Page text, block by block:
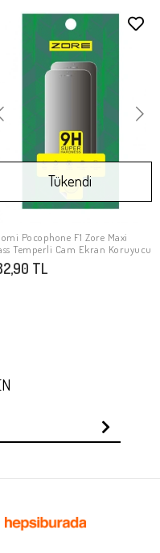
Stokta Yok
Tükendi
Pocophone F1 Zore Maxi
Temperli Cam Ekran Koruyucu
TL